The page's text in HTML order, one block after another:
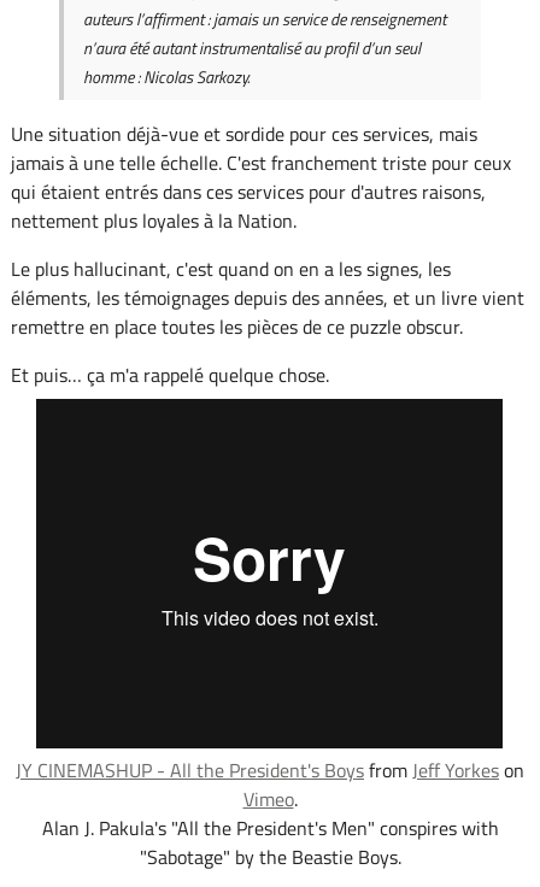
auteurs l’affirment : jamais un service de renseignement
n’aura été autant instrumentalisé au profil d’un seul
homme : Nicolas Sarkozy.
Une situation déjà-vue et sordide pour ces services, mais
jamais à une telle échelle. C'est franchement triste pour ceux
qui étaient entrés dans ces services pour d'autres raisons,
nettement plus loyales à la Nation.
Le plus hallucinant, c'est quand on en a les signes, les
éléments, les témoignages depuis des années, et un livre vient
remettre en place toutes les pièces de ce puzzle obscur.
Et puis… ça m'a rappelé quelque chose.
JY CINEMASHUP - All the President's Boysfrom Jeff Yorkeson
Vimeo.
Alan J. Pakula's "All the President's Men" conspires with
"Sabotage" by the Beastie Boys.